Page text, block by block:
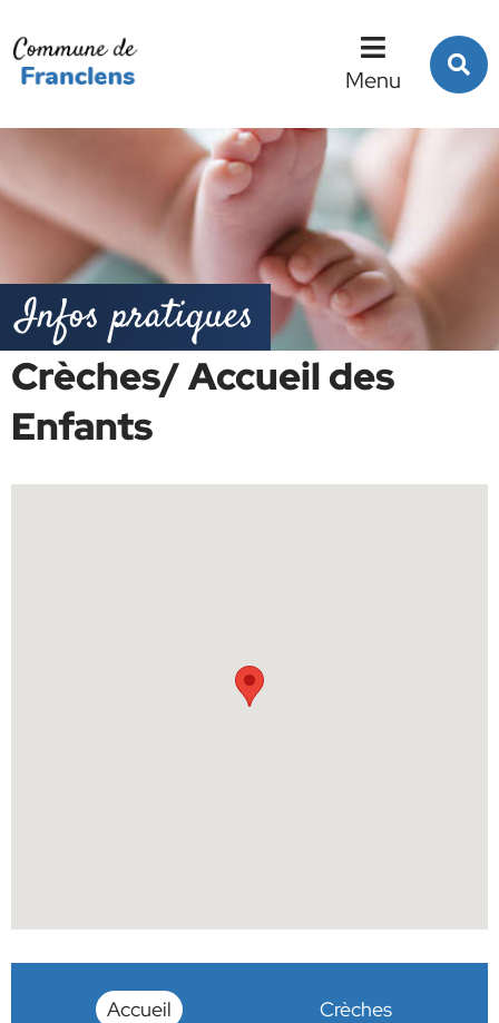
Menu
Infos pratiques
Crèches/ Accueil des
Enfants
Accueil Crèches